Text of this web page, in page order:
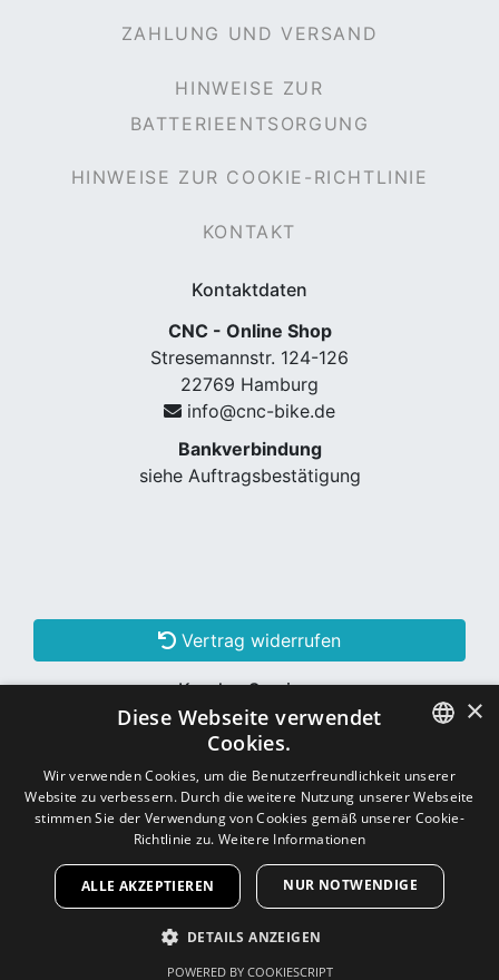
ZAHLUNG UND VERSAND
HINWEISE ZUR
BATTERIEENTSORGUNG
HINWEISE ZUR COOKIE-RICHTLINIE
KONTAKT
Kontaktdaten
CNC - Online Shop
Stresemannstr. 124-126
22769 Hamburg
info@cnc-bike.de
Bankverbindung
siehe Auftragsbestätigung
Vertrag widerrufen
Kunden Services
Konto erstellen
Schon Kunde? Einloggen
Copyright © 2026 CNC - Online Shop
GERMAN
×
Diese Webseite verwendet
Cookies.
Wir verwenden Cookies, um die Benutzerfreundlichkeit unserer
Website zu verbessern. Durch die weitere Nutzung unserer Webseite
stimmen Sie der Verwendung von Cookies gemäß unserer Cookie-
Richtlinie zu. Weitere Informationen
ALLE AKZEPTIEREN NUR NOTWENDIGE
DETAILS ANZEIGEN
POWERED BY COOKIESCRIPT